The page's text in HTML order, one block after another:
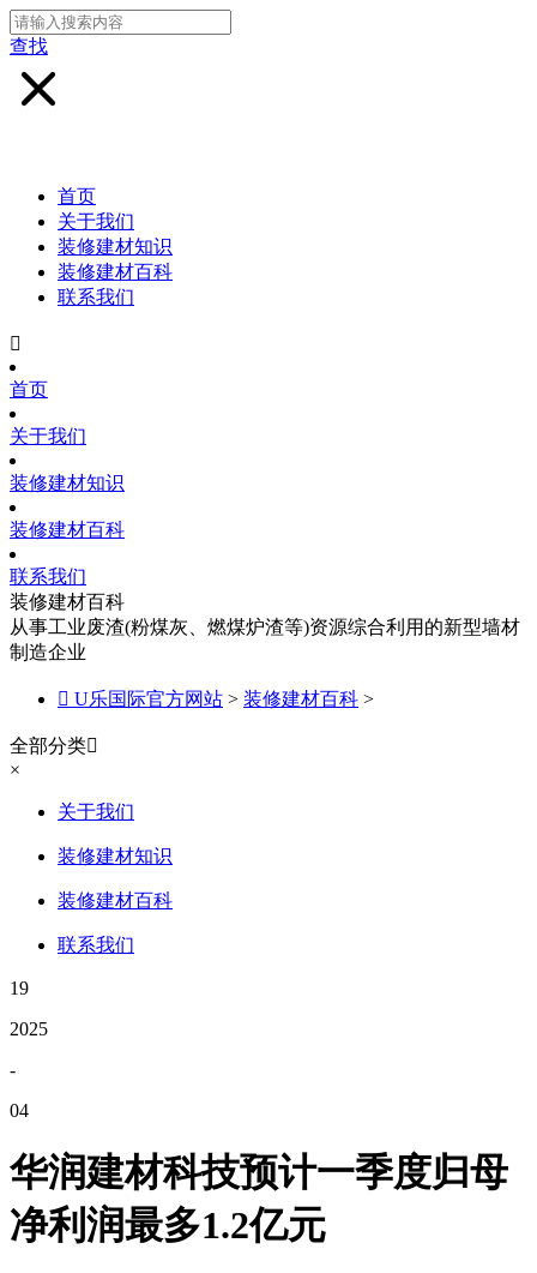
查找
首页
关于我们
装修建材知识
装修建材百科
联系我们

首页
关于我们
装修建材知识
装修建材百科
联系我们
装修建材百科
从事工业废渣(粉煤灰、燃煤炉渣等)资源综合利用的新型墙材
制造企业
 U乐国际官方网站 > 装修建材百科 >
全部分类
×
关于我们
装修建材知识
装修建材百科
联系我们
19
2025
-
04
华润建材科技预计一季度归母
净利润最多1.2亿元